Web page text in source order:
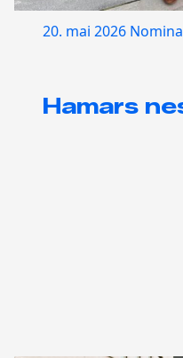
20. mai 2026
Hamars